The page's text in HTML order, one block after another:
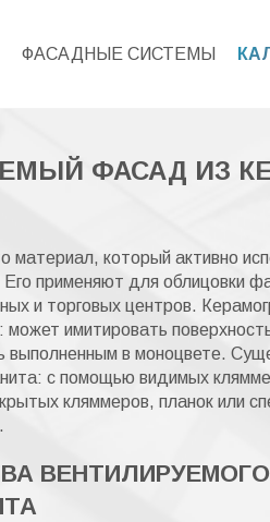
ФАСАДНЫЕ СИСТЕМЫ
ФАСАД ИЗ
материал, который активно
Его применяют для облицовки
и торговых центров.
может имитировать
выполненным в моноцвете.
с помощью видимых
кляммеров, планок или